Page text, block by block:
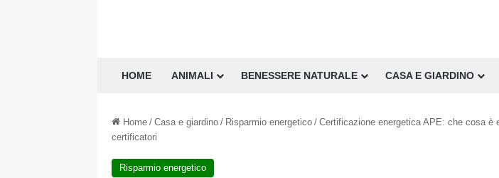
HOME ANIMALI BENESSERE NATURALE CASA E GIARDINO
Home / Casa e giardino / Risparmio energetico / Certificazione energetica APE: che cosa è
certificatori
Risparmio energetico